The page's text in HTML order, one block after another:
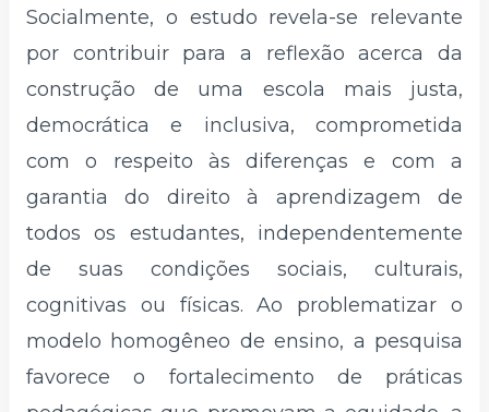
Socialmente, o estudo revela-se relevante
por contribuir para a reflexão acerca da
construção de uma escola mais justa,
democrática e inclusiva, comprometida
com o respeito às diferenças e com a
garantia do direito à aprendizagem de
todos os estudantes, independentemente
de suas condições sociais, culturais,
cognitivas ou físicas. Ao problematizar o
modelo homogêneo de ensino, a pesquisa
favorece o fortalecimento de práticas